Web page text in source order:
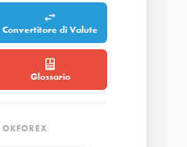
Convertitore di Valute
Glossario